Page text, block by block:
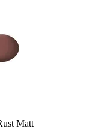
Matt